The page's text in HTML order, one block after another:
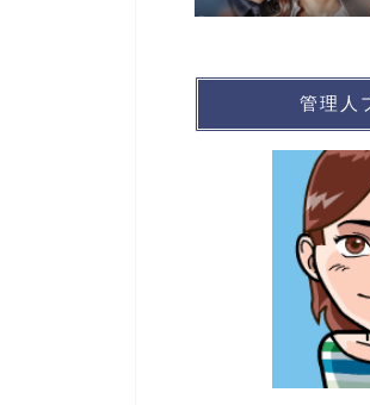
管理人